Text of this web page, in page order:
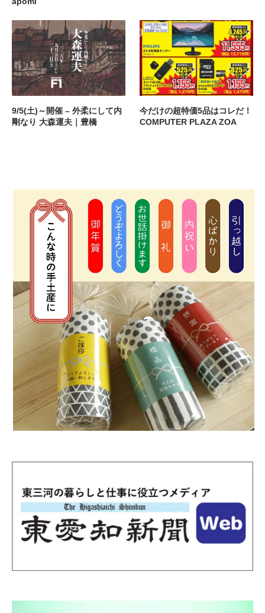
9/5(土)～開催 – 外柔にして内
剛なり 大森運夫｜豊橋
今だけの超特価5品はコレだ！
COMPUTER PLAZA ZOA